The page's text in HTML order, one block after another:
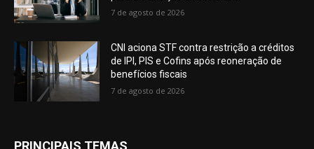
7 de agosto de 2026
CNI aciona STF contra restrição a créditos
de IPI, PIS e Cofins após reoneração de
benefícios fiscais
7 de agosto de 2026
PRINCIPAIS TEMAS